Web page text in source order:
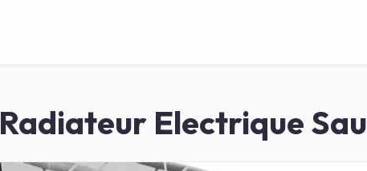
Radiateur Electrique